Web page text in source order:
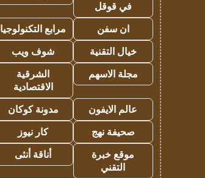
في قوقل
ان سفن
مرابع التكنولوجيا
خيال التقنية
شوف ويب
مجلة الاسهم
الشرقية
الاقتصادية
عالم الايفون
مدونة كوكان
صحيفة نهج
كار نيوز
موقع خبرة
التقني
أناقة أنثى